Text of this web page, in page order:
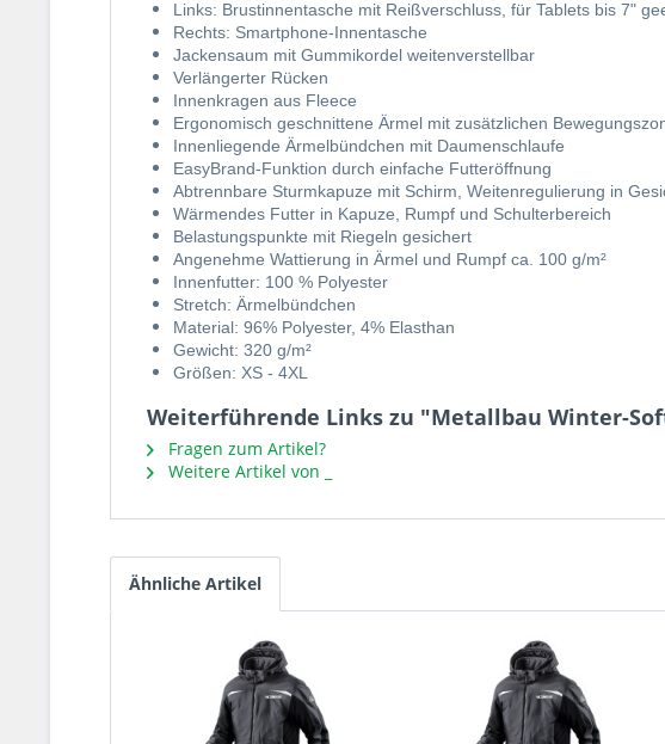
Links: Brustinnentasche mit Reißverschluss, für Tablets bis 7"
Rechts: Smartphone-Innentasche
Jackensaum mit Gummikordel weitenverstellbar
Verlängerter Rücken
Innenkragen aus Fleece
Ergonomisch geschnittene Ärmel mit zusätzlichen
Innenliegende Ärmelbündchen mit Daumenschlaufe
EasyBrand-Funktion durch einfache Futteröffnung
Abtrennbare Sturmkapuze mit Schirm, Weitenregulierung in
Wärmendes Futter in Kapuze, Rumpf und Schulterbereich
Belastungspunkte mit Riegeln gesichert
Angenehme Wattierung in Ärmel und Rumpf ca. 100 g/m²
Innenfutter: 100 % Polyester
Stretch: Ärmelbündchen
Material: 96% Polyester, 4% Elasthan
Gewicht: 320 g/m²
Größen: XS - 4XL
Weiterführende Links zu "Metallbau Winter-
Fragen zum Artikel?
Weitere Artikel von _
Ähnliche Artikel